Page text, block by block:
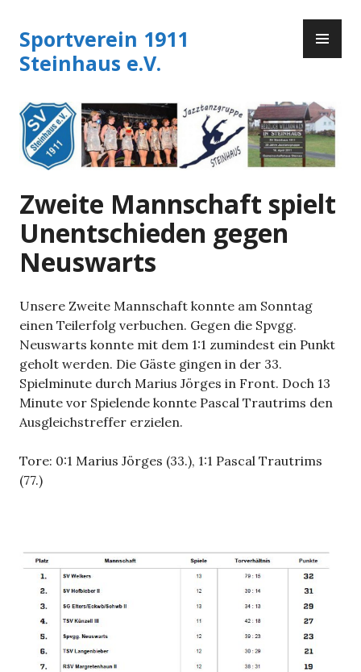
Inhalt
springen
Sportverein 1911
Steinhaus e.V.
Zweite Mannschaft spielt
Unentschieden gegen
Neuswarts
Unsere Zweite Mannschaft konnte am Sonntag
einen Teilerfolg verbuchen. Gegen die Spvgg.
Neuswarts konnte mit dem 1:1 zumindest ein Punkt
geholt werden. Die Gäste gingen in der 33.
Spielminute durch Marius Jörges in Front. Doch 13
Minute vor Spielende konnte Pascal Trautrims den
Ausgleichstreffer erzielen.
Tore: 0:1 Marius Jörges (33.), 1:1 Pascal Trautrims
(77.)